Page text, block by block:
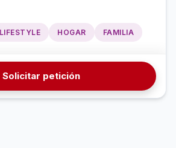
LIFESTYLE HOGAR FAMILIA
Solicitar petición